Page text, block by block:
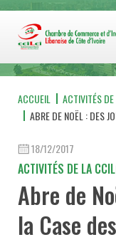
ACCUEIL
ACTIVITÉS
ABRE DE NOËL : DES
18/12/2017
ACTIVITÉS DE LA
Abre de
la Case